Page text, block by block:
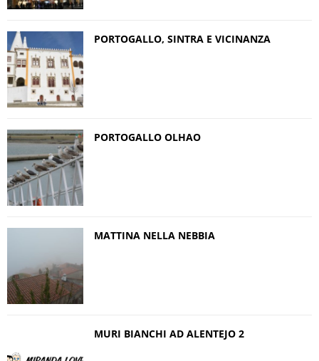
PORTOGALLO, SINTRA E VICINANZA
PORTOGALLO OLHAO
MATTINA NELLA NEBBIA
MURI BIANCHI AD ALENTEJO 2